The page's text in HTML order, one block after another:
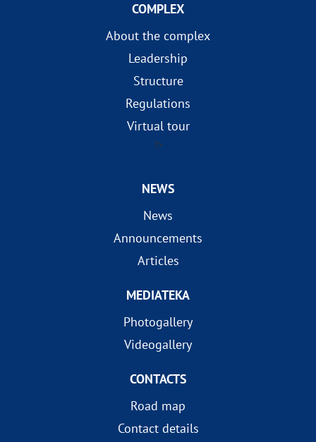
COMPLEX
About the complex
Leadership
Structure
Regulations
Virtual tour
?>
NEWS
News
Announcements
Articles
MEDIATEKA
Photogallery
Videogallery
CONTACTS
Road map
Contact details